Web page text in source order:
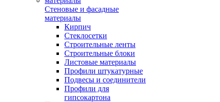
Стеновые и фасадные
материалы
Кирпич
Стеклосетки
Строительные ленты
Строительные блоки
Листовые материалы
Профили штукатурные
Подвесы и соединители
Профили для
гипсокартона